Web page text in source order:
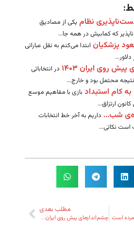
نظام یکی از مصادیق
که کمابیش در همه جا...
پزشکیان ابتدا می‌کنم به نقل عباراتی
روی ایران ۱۴۰۳
در انتخاباتی
محتمل بود و خارج...
کام استبداد بازی با مفاهیم موسع
ارتزاق...
شب… داریم به آخر خط انتخابات
نکاتی...
مرده است
مطلب بعدی
چشم‌اندازهای پیش روی ایران ۱۴۰۳